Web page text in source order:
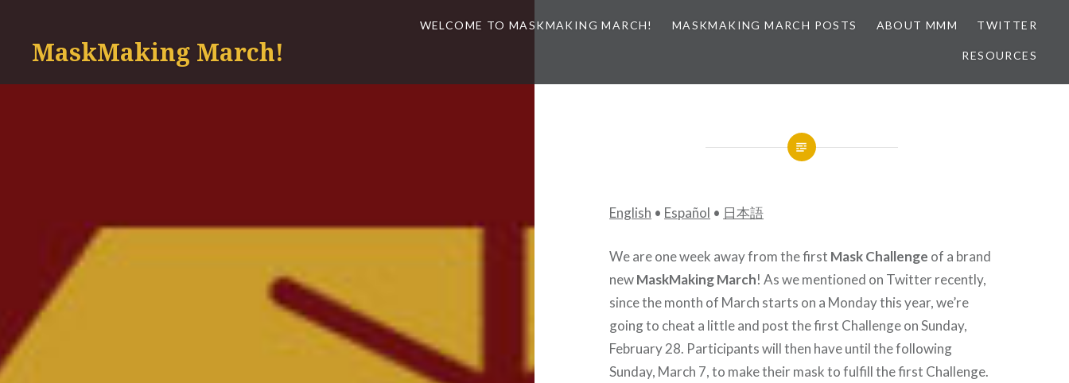
contentMaskMaking March!
WELCOME TO MASKMAKING MARCH! MASKMAKING MARCH POSTS ABOUT MMM TWITTER
RESOURCES
English • Español • 日本語
We are one week away from the first Mask Challenge of a brand
newMaskMaking March! As we mentioned on Twitter recently,
since the month of March starts on a Monday this year, we’re
going to cheat a little and post the first Challenge on Sunday,
February 28. Participants will then have until the following
Sunday, March 7, to make their mask to fulfill the first Challenge.